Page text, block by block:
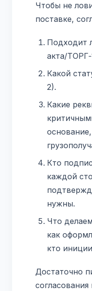
Чтобы не
поставке,
Подходит
акта/
Какой
2).
Какие
Кто
каждой
нужны.
Что
как
кто
Достаточно
согласования